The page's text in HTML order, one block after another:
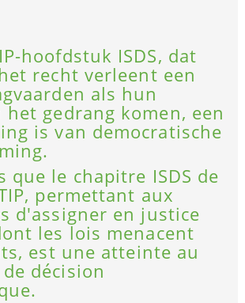
hoofdstuk ISDS, dat
recht verleent een
als hun
gedrang komen, een
is van democratische
que le chapitre ISDS de
permettant aux
d'assigner en justice
les lois menacent
est une atteinte au
décision